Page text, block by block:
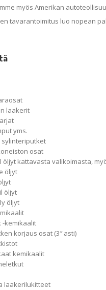
myös Amerikan
tavarantoimitus luo nopean
laakerit
yms.
sylinteriputket
osat
öljyt kattavasta valikoimasta,
öljyt
öljyt
öljyt
-kemikaalit
korjaus osat (3″ asti)
kemikaalit
laakerilukitteet